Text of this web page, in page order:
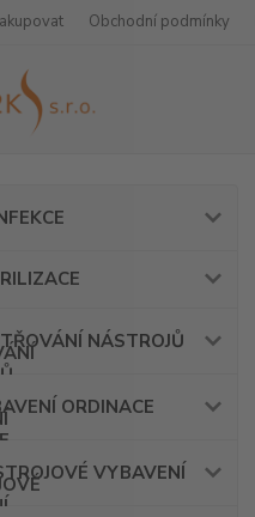
Obchodní podmínky
NÁSTROJŮ
ORDINACE
VYBAVENÍ